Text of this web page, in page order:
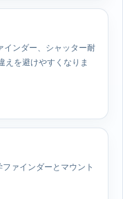
インダー、シャッター耐
えを避けやすくなりま
ァインダーとマウント